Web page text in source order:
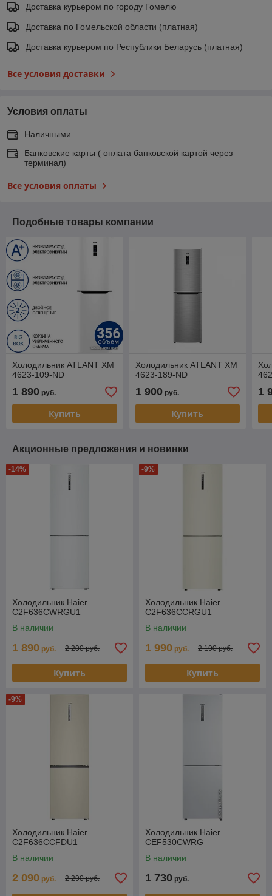
Доставка курьером по городу Гомелю
Доставка по Гомельской области (платная)
Доставка курьером по Республики Беларусь (платная)
Все условия доставки
Условия оплаты
Наличными
Банковские карты ( оплата банковской картой через
терминал)
Все условия оплаты
Подобные товары компании
Холодильник ATLANT ХМ
4623-109-ND
1 890 руб.
Купить
Холодильник ATLANT ХМ
4623-189-ND
1 900руб.
Купить
1
Акционные предложения и новинки
-14%
Холодильник Haier
C2F636CWRGU1
В наличии
1 890 руб. 2 200 руб.
Купить
-9%
Холодильник Haier
C2F636CCRGU1
В наличии
1 990 руб. 2 190 руб.
Купить
-9%
Холодильник Haier
C2F636CCFDU1
В наличии
2 090 руб. 2 290 руб.
Холодильник Haier
CEF530CWRG
В наличии
1 730 руб.